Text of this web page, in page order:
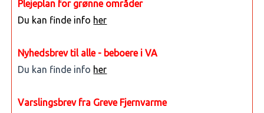
Plejeplan for grønne områder
Du kan finde info her
Nyhedsbrev til alle - beboere i VA
Du kan finde info her
Varslingsbrev fra Greve Fjernvarme